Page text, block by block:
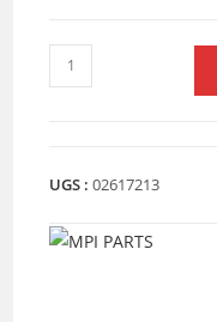
quantité
de
AIR
UGS :02617213